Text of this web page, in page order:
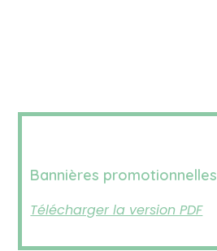
Bannières promotionnelles
Télécharger la version PDF